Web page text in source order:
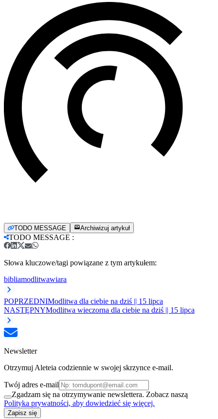
TODO MESSAGE Archiwizuj artykuł
TODO MESSAGE :
Słowa kluczowe/tagi powiązane z tym artykułem:
bibliamodlitwawiara
POPRZEDNIModlitwa dla ciebie na dziś || 15 lipca
NASTĘPNYModlitwa wieczorna dla ciebie na dziś || 15 lipca
Newsletter
Otrzymuj Aleteia codziennie w swojej skrzynce e-mail.
Twój adres e-mail
Zgadzam się na otrzymywanie newslettera. Zobacz naszą
Polityka prywatności, aby dowiedzieć się więcej.
Zapisz się